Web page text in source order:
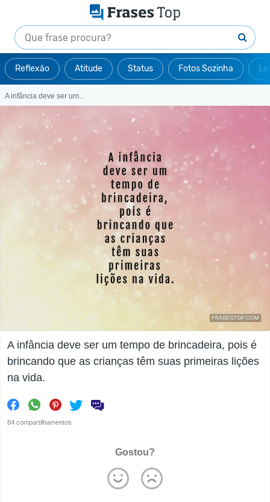
Reflexão Atitude Status Fotos Sozinha
A infância deve ser um...
A infância deve ser um tempo de brincadeira, pois é
brincando que as crianças têm suas primeiras lições
na vida.
84 compartilhamentos
Gostou?